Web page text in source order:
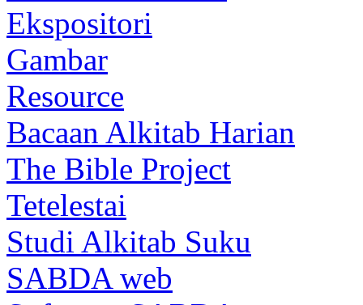
Ekspositori
Gambar
Resource
Bacaan Alkitab Harian
The Bible Project
Tetelestai
Studi Alkitab Suku
SABDA web